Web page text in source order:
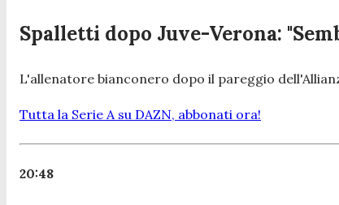
Spalletti dopo Juve-Verona:
L'allenatore bianconero dopo il pareggio
Tutta la Serie A su DAZN, abbonati ora!
20:48